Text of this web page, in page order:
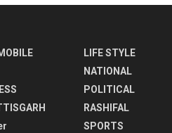
LIFE STYLE
NATIONAL
POLITICAL
RASHIFAL
SPORTS